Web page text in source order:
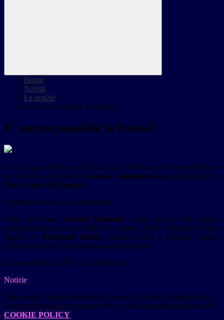
Home >
Novità >
Le notizie >
E' ancora possibile la Poesia?
E' ancora possibile la Poesia?
Il 16 maggio, dalle ore 15:00 alle ore 17:00, presso il nostro Istituto,
si è tenuto un seminario dipoesia contemporanea, organizzato dal
Prof. Guido De Simone.
Seminario rivolto alle classi quinte.
Sono intervenutiDavide Rondoni, nome illustre della poesia
contemporanea al pari di Milo De Angelis, Valerio Magrelli o Fabio
Pusterla e Bernardo Pacini, giovane poeta e filologo, esperto
conoscitore della poesia secondo-novecentesca.
Seminario Poesia 2017 - Locandina.pdf
Notizie
Questo sito o gli strumenti terzi da questo utilizzati si avvalgono di
cookie necessari al funzionamento ed utili alle finalità illustrate nella
COOKIE POLICY.